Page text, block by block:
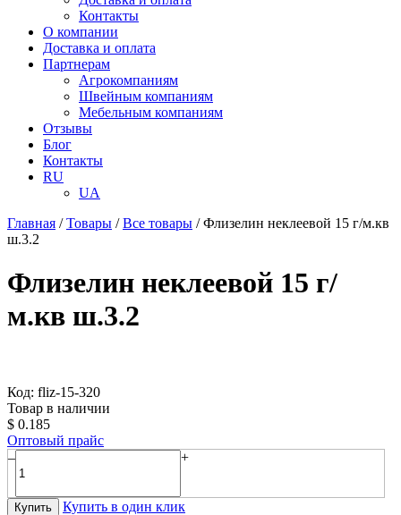
Контакты
О компании
Доставка и оплата
Партнерам
Агрокомпаниям
Швейным компаниям
Мебельным компаниям
Отзывы
Блог
Контакты
RU
UA
Главная /Товары /Все товары /Флизелин неклеевой 15 г/м.кв
ш.3.2
Флизелин неклеевой 15 г/
м.кв ш.3.2
Код: fliz-15-320
Товар в наличии
$ 0.185
Оптовый прайс
–
+
Купить
Купить в один клик